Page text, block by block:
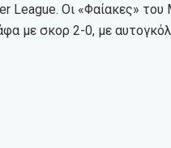
Οι «Φαίακες» του
με σκορ 2-0, με